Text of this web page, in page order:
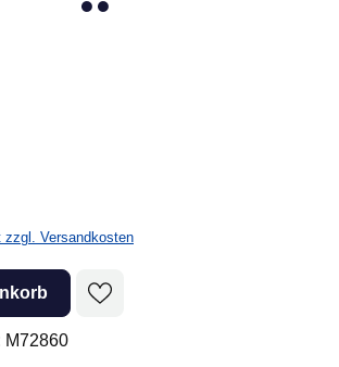
zzgl. Versandkosten
den gewünschten Wert ein oder benutze die
M72860